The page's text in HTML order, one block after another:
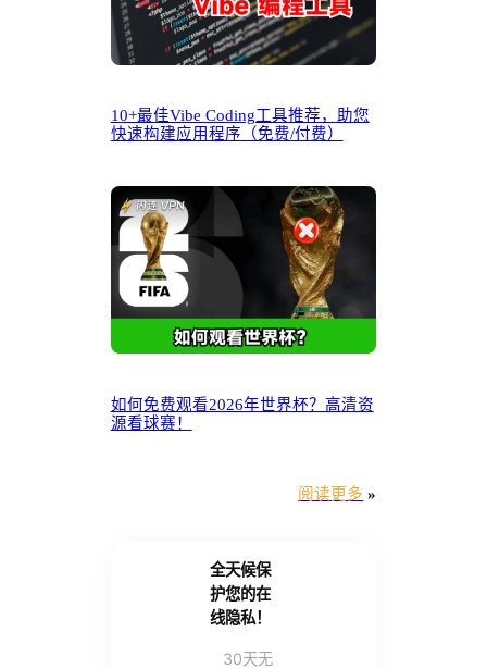
10+最佳Vibe Coding工具推荐，助您
快速构建应用程序（免费/付费）
如何免费观看2026年世界杯？高清资
源看球赛！
阅读更多 »
全天候保
护您的在
线隐私！
30天无